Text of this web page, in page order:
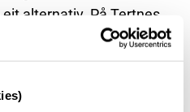
alternativ. På Tertnes
sidan august